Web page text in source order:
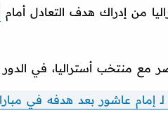
من إدراك هدف التعادل أمام
أستراليا، في الدور الـ32 من
لـ إمام عاشور بعد هدفه في